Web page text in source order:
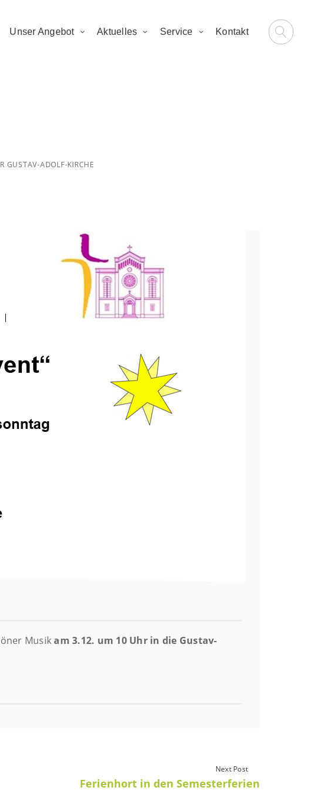
Unser Angebot Aktuelles Service Kontakt
ADOLF-KIRCHE
Musikam 3.12. um 10 Uhr in die Gustav-
Next Post
Ferienhort in den Semesterferien